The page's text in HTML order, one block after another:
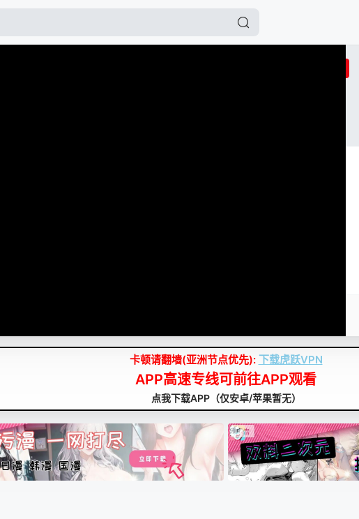
卡顿请翻墙(亚洲节点优先): 下载虎跃VPN
APP高速专线可前往APP观看
点我下载APP（仅安卓/苹果暂无）